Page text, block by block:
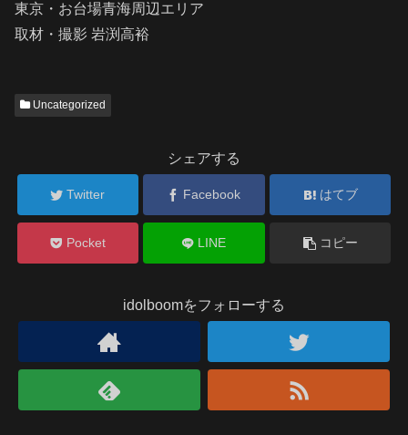
東京・お台場青海周辺エリア
取材・撮影 岩渕高裕
Uncategorized
シェアする
Twitter Facebook はてブ
Pocket LINE コピー
idolboomをフォローする